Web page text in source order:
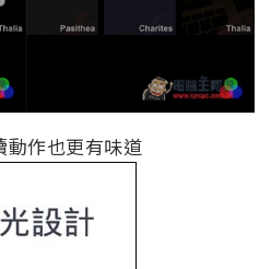
動作也更有味道